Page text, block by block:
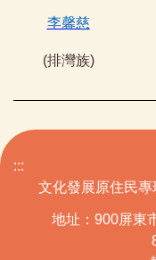
李馨慈
(排灣族)
:::
文化發展原住民
地址：900屏東